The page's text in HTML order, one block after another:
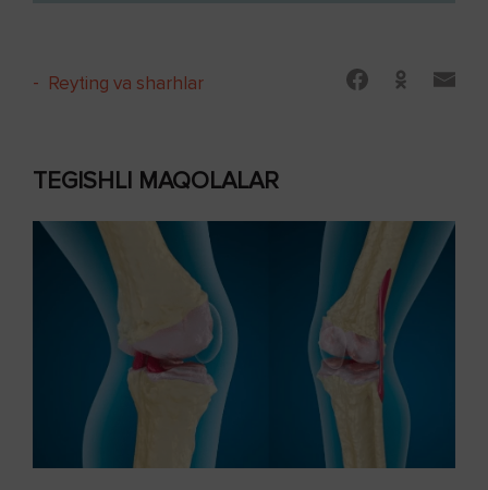
- Reyting va sharhlar
TEGISHLI MAQOLALAR